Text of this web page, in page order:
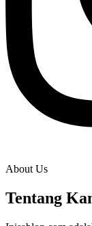
About Us
Tentang